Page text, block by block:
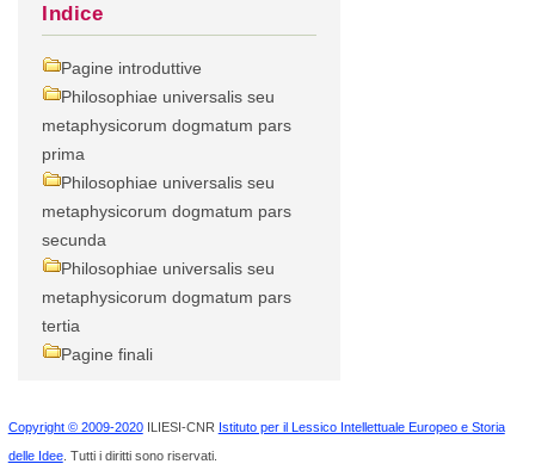
Indice
Pagine introduttive
Philosophiae universalis seu
metaphysicorum dogmatum pars
prima
Philosophiae universalis seu
metaphysicorum dogmatum pars
secunda
Philosophiae universalis seu
metaphysicorum dogmatum pars
tertia
Pagine finali
Copyright © 2009-2020ILIESI-CNR Istituto per il Lessico Intellettuale Europeo e Storia
delle Idee. Tutti i diritti sono riservati.